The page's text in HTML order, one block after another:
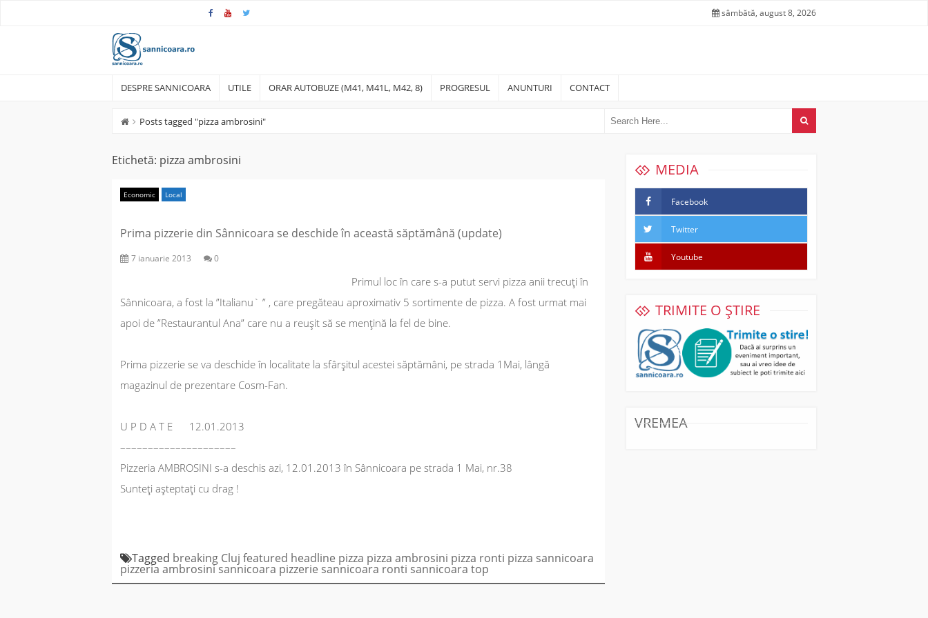
sâmbătă, august 8, 2026
DESPRE SANNICOARA UTILE ORAR AUTOBUZE (M41, M41L, M42, 8) PROGRESUL ANUNTURI CONTACT
Posts tagged "pizza ambrosini"
Etichetă: pizza ambrosini
Economic Local
Prima pizzerie din Sânnicoara se deschide în această săptămână (update)
7 ianuarie 2013 0
Primul loc în care s-a putut servi pizza anii trecuți în
Sânnicoara, a fost la ”Italianu` ” , care pregăteau aproximativ 5 sortimente de pizza. A fost urmat mai
apoi de ”Restaurantul Ana” care nu a reușit să se mențină la fel de bine.
Prima pizzerie se va deschide în localitate la sfârșitul acestei săptămâni, pe strada 1Mai, lângă
magazinul de prezentare Cosm-Fan.
U P D A T E 12.01.2013
–––––––––––––––––––––
Pizzeria AMBROSINI s-a deschis azi, 12.01.2013 în Sânnicoara pe strada 1 Mai, nr.38
Sunteți așteptați cu drag !
Tagged breaking Cluj featured headline pizza pizza ambrosini pizza ronti pizza sannicoara
pizzeria ambrosini sannicoara pizzerie sannicoara ronti sannicoara top
MEDIA
Facebook
Twitter
Youtube
TRIMITE O ȘTIRE
VREMEA